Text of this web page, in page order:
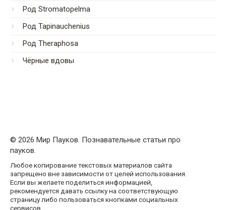
Род Stromatopelma
Род Tapinauchenius
Род Theraphosa
Чёрные вдовы
© 2026 Мир Пауков. Познавательные статьи про
пауков.
Любое копирование текстовых материалов сайта
запрещено вне зависимости от целей использования.
Если вы желаете поделиться информацией,
рекомендуется давать ссылку на соответствующую
страницу либо пользоваться кнопками социальных
сервисов.